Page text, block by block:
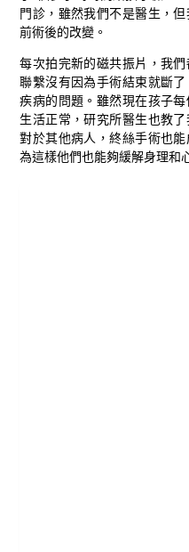
門診，雖然我們不是醫生，
前術後的改變。
每次拍完新的磁共振片，我
聯繫沒有因為手術結束就斷
疾病的問題。雖然現在孩子
生活正常，研究所醫生也教
對於其他病人，終絲手術也
為這樣他們也能夠緩解身理和